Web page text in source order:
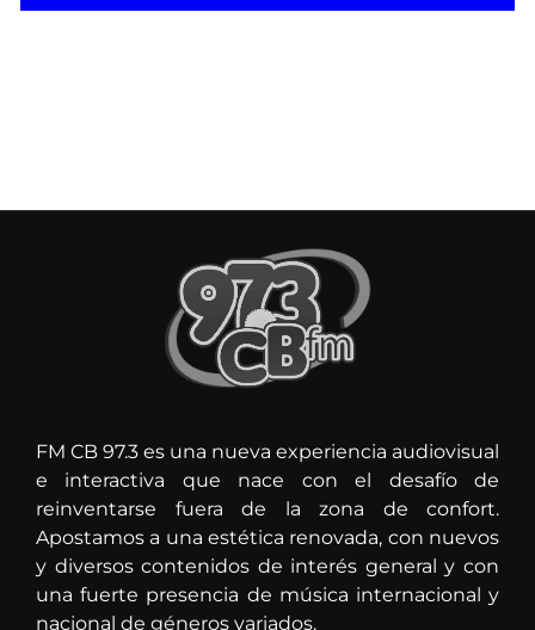
FM CB 97.3 es una nueva experiencia audiovisual
e interactiva que nace con el desafío de
reinventarse fuera de la zona de confort.
Apostamos a una estética renovada, con nuevos
y diversos contenidos de interés general y con
una fuerte presencia de música internacional y
nacional de géneros variados.